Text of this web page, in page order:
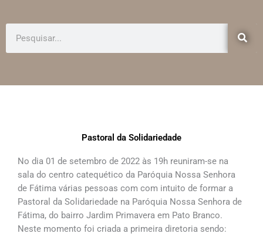
o
f
g
Pastoral da Solidariedade
No dia 01 de setembro de 2022 às 19h reuniram-se na
sala do centro catequético da Paróquia Nossa Senhora
de Fátima várias pessoas com com intuito de formar a
Pastoral da Solidariedade na Paróquia Nossa Senhora de
Fátima, do bairro Jardim Primavera em Pato Branco.
Neste momento foi criada a primeira diretoria sendo: